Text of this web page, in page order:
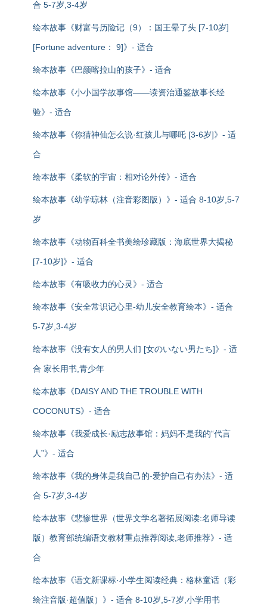
合 5-7岁,3-4岁
绘本故事《财富号历险记（9）：国王晕了头 [7-10岁]
[Fortune adventure： 9]》- 适合
绘本故事《巴颜喀拉山的孩子》- 适合
绘本故事《小小国学故事馆——读资治通鉴故事长经
验》- 适合
绘本故事《你猜神仙怎么说·红孩儿与哪吒 [3-6岁]》- 适
合
绘本故事《柔软的宇宙：相对论外传》- 适合
绘本故事《幼学琼林（注音彩图版）》- 适合 8-10岁,5-7
岁
绘本故事《动物百科全书美绘珍藏版：海底世界大揭秘
[7-10岁]》- 适合
绘本故事《有吸收力的心灵》- 适合
绘本故事《安全常识记心里-幼儿安全教育绘本》- 适合
5-7岁,3-4岁
绘本故事《没有女人的男人们 [女のいない男たち]》- 适
合 家长用书,青少年
绘本故事《DAISY AND THE TROUBLE WITH
COCONUTS》- 适合
绘本故事《我爱成长·励志故事馆：妈妈不是我的“代言
人”》- 适合
绘本故事《我的身体是我自己的-爱护自己有办法》- 适
合 5-7岁,3-4岁
绘本故事《悲惨世界（世界文学名著拓展阅读:名师导读
版）教育部统编语文教材重点推荐阅读,老师推荐》- 适
合
绘本故事《语文新课标·小学生阅读经典：格林童话（彩
绘注音版·超值版）》- 适合 8-10岁,5-7岁,小学用书